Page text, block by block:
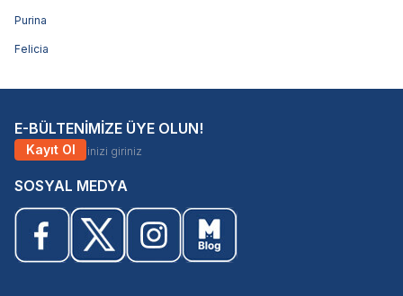
Purina
Felicia
E-BÜLTENİMİZE ÜYE OLUN!
Kayıt Ol
SOSYAL MEDYA